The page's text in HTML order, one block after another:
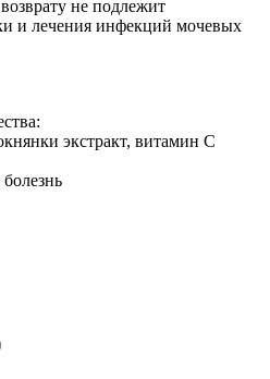
не подлежит
и лечения инфекций мочевых
экстракт, витамин C